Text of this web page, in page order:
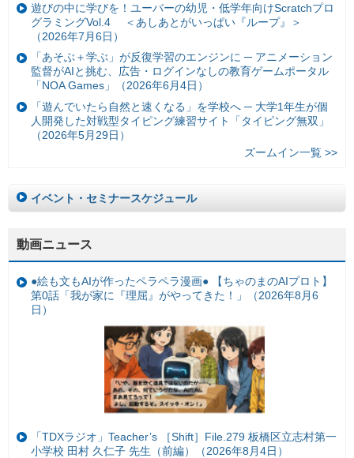
遊びの中に学びを！ユーバーの幼児・低学年向けScratchプロ
グラミングVol.4 ＜あしあとがいっぱい『ループ』＞
（2026年7月6日）
「あそぶ＋学ぶ」が反復学習のエンジンに ─ アニメーション
監督がAIと挑む、広告・ログインなしの教育ゲームポータル
「NOA Games」（2026年6月4日）
「遊んでいたら自然と速くなる」を学校へ ─ 大学1年生が個
人開発した対戦型タイピング練習サイト「タイピング無双」
（2026年5月29日）
ズームイン一覧 >>
イベント・セミナースケジュール
動画ニュース
●絵も文もAIが作ったペラペラ漫画● 【ちゃのまのAIプロト】
第0話「我が家に『理屈』がやってきた！」（2026年8月6
日）
「TDXラジオ」Teacher’s ［Shift］File.279 板橋区立志村第一
小学校 田村 久仁子 先生（前編）（2026年8月4日）